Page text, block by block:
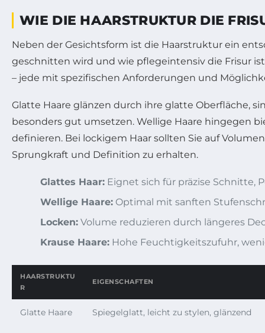
WIE DIE HAARSTRUKTUR DIE
Neben der Gesichtsform ist die Haarstruktur ein
geschnitten wird und wie pflegeintensiv die Frisur
– jede mit spezifischen Anforderungen und
Glatte Haare glänzen durch ihre glatte Oberfläche,
besonders gut umsetzen. Wellige Haare hingegen
definieren. Bei lockigem Haar sollten Sie auf
Sprungkraft und Definition zu erhalten.
Glattes Haar: Eignet sich für präzise Schnitte,
Wellige Haare: Optimal mit sanften
Locken: Volume reduzieren durch längeres
Krause Haare: Hohe Feuchtigkeitszufuhr,
HAARSTRUKTU
R
EIGENSCHAFTEN
Glatte Haare Spiegelglatt, leicht zu stylen, glänzend